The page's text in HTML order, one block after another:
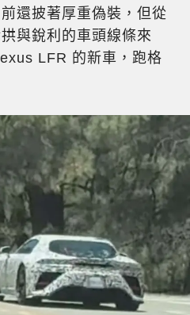
還披著厚重偽裝，但從
與銳利的車頭線條來
LFR 的新車，跑格